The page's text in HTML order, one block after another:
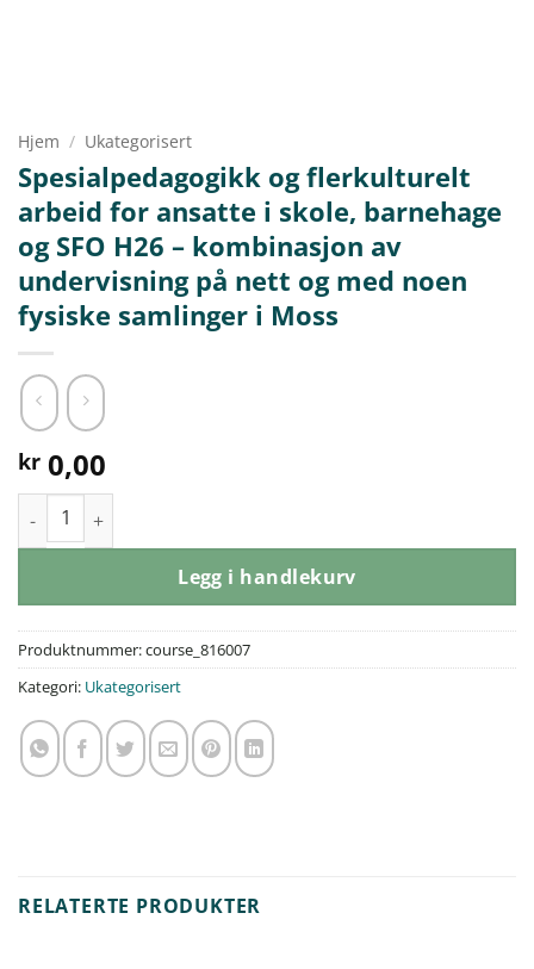
Hjem / Ukategorisert
Spesialpedagogikk og flerkulturelt
arbeid for ansatte i skole, barnehage
og SFO H26 – kombinasjon av
undervisning på nett og med noen
fysiske samlinger i Moss
kr 0,00
Spesialpedagogikk og flerkulturelt arbeid for ansatte i skole,
Legg i handlekurv
Produktnummer:course_816007
Kategori: Ukategorisert
RELATERTE PRODUKTER